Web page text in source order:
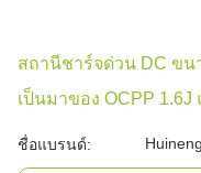
สถานีชาร์จด่วน DC ขน
เป็นมาของ OCPP 1.6J
ชื่อแบรนด์: